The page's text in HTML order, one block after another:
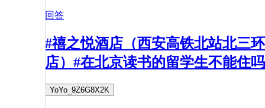
回答
#禧之悦酒店（西安高铁北站北三环
店）#在北京读书的留学生不能住吗
YoYo_9Z6G8X2K